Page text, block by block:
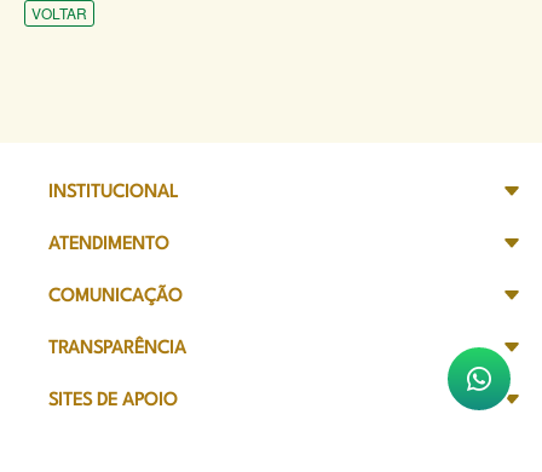
VOLTAR
INSTITUCIONAL
ATENDIMENTO
COMUNICAÇÃO
TRANSPARÊNCIA
SITES DE APOIO